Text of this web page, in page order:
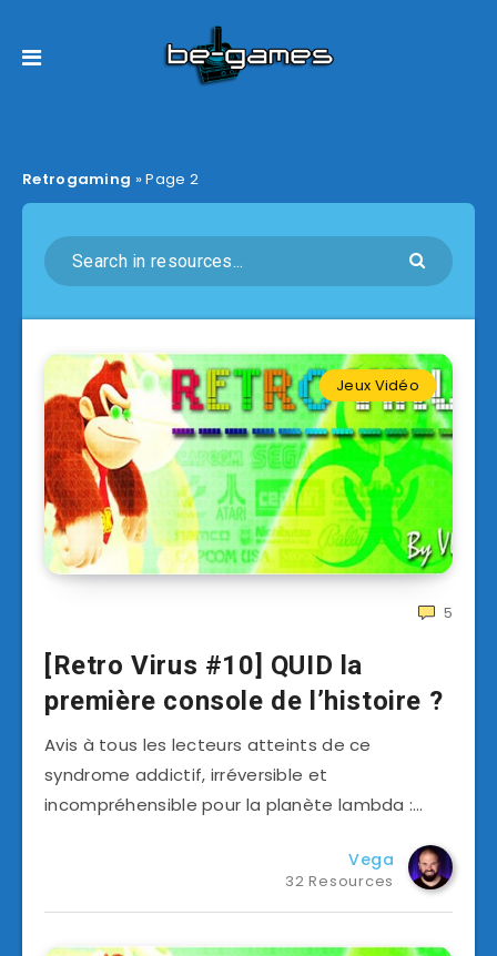
Retrogaming »Page 2
Jeux Vidéo
5
[Retro Virus #10] QUID la
première console de l’histoire ?
Avis à tous les lecteurs atteints de ce
syndrome addictif, irréversible et
incompréhensible pour la planète lambda :…
Vega
32 Resources